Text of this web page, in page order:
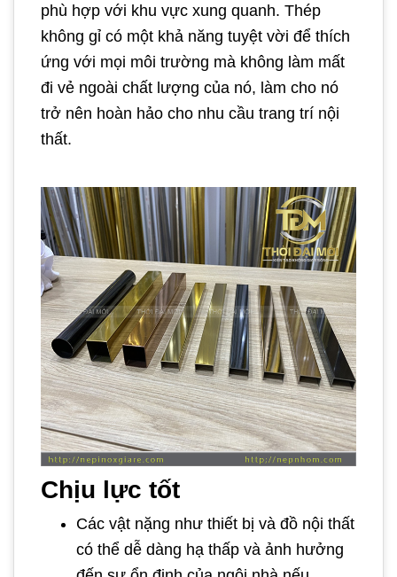
phù hợp với khu vực xung quanh. Thép
không gỉ có một khả năng tuyệt vời để thích
ứng với mọi môi trường mà không làm mất
đi vẻ ngoài chất lượng của nó, làm cho nó
trở nên hoàn hảo cho nhu cầu trang trí nội
thất.
Chịu lực tốt
Các vật nặng như thiết bị và đồ nội thất
có thể dễ dàng hạ thấp và ảnh hưởng